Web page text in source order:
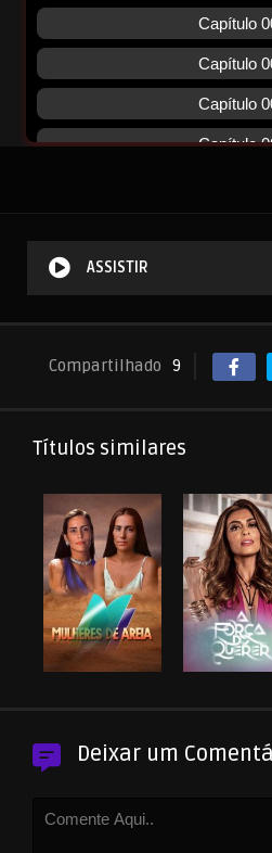
ASSISTIR
Compartilhado 9
Títulos similares
Deixar um